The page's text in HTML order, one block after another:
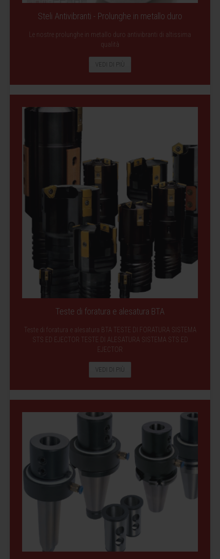
Steli Antivibranti - Prolunghe in metallo duro
Le nostre prolunghe in metallo duro antivibranti di altissima
qualità
VEDI DI PIÙ
Teste di foratura e alesatura BTA
Teste di foratura e alesatura BTA TESTE DI FORATURA SISTEMA
STS ED EJECTOR TESTE DI ALESATURA SISTEMA STS ED
EJECTOR
VEDI DI PIÙ